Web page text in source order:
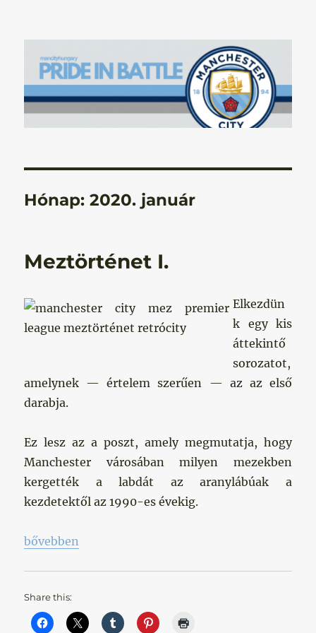
Manchester City Blog – Pride In
Battle
Hónap:2020. január
Meztörténet I.
Elkezdün
k egy kis
áttekintő
sorozatot,
amelynek — értelem szerűen — az az első
darabja.
Ez lesz az a poszt, amely megmutatja, hogy
Manchester városában milyen mezekben
kergették a labdát az aranylábúak a
kezdetektől az 1990-es évekig.
„Meztörténet I.”
bővebben
Share this: